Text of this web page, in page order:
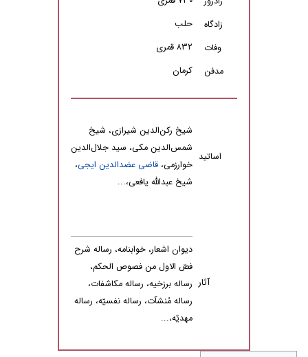
زادگاه
حلب
وفات
۸۳۲ قمری
مدفن
کرمان
اساتید
شیخ رکن‌الدین شیرازى، شیخ
شمس‌الدین مکى، سید جلال‌الدین
خوارزمى، قاضی عضدالدین ایجی،
شیخ عبدالله یافعى،...
آثار
دیوان اشعار، خوابنامه، رساله شرح
فصّ الاول من فصوص الحکم،
رساله برزخیه، رساله مکاشفات،
رساله مُنشآت، رساله نفسیّه، رساله
مهدیّه،...